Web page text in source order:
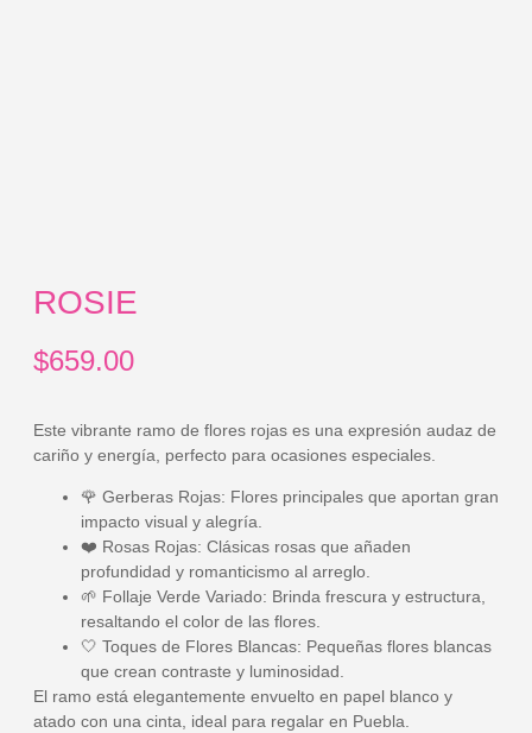
ROSIE
$659.00
Este vibrante ramo de flores rojas es una expresión audaz de
cariño y energía, perfecto para ocasiones especiales.
🌹 Gerberas Rojas: Flores principales que aportan gran
impacto visual y alegría.
❤️ Rosas Rojas: Clásicas rosas que añaden
profundidad y romanticismo al arreglo.
🌱 Follaje Verde Variado: Brinda frescura y estructura,
resaltando el color de las flores.
🤍 Toques de Flores Blancas: Pequeñas flores blancas
que crean contraste y luminosidad.
El ramo está elegantemente envuelto en papel blanco y
atado con una cinta, ideal para regalar en Puebla.